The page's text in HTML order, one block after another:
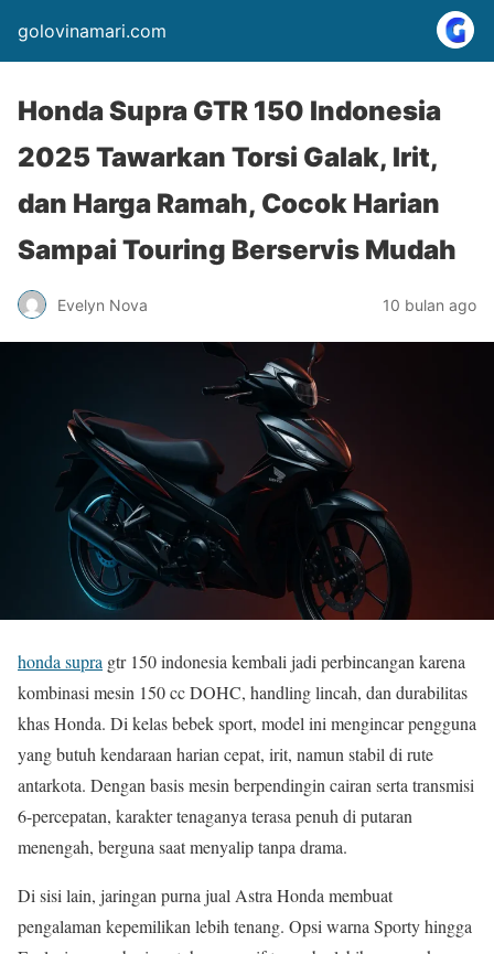
golovinamari.com
Honda Supra GTR 150 Indonesia
2025 Tawarkan Torsi Galak, Irit,
dan Harga Ramah, Cocok Harian
Sampai Touring Berservis Mudah
Evelyn Nova 10 bulan ago
honda supra gtr 150 indonesia kembali jadi perbincangan karena
kombinasi mesin 150 cc DOHC, handling lincah, dan durabilitas
khas Honda. Di kelas bebek sport, model ini mengincar pengguna
yang butuh kendaraan harian cepat, irit, namun stabil di rute
antarkota. Dengan basis mesin berpendingin cairan serta transmisi
6-percepatan, karakter tenaganya terasa penuh di putaran
menengah, berguna saat menyalip tanpa drama.
Di sisi lain, jaringan purna jual Astra Honda membuat
pengalaman kepemilikan lebih tenang. Opsi warna Sporty hingga